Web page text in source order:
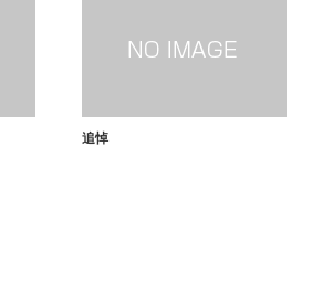
追悼